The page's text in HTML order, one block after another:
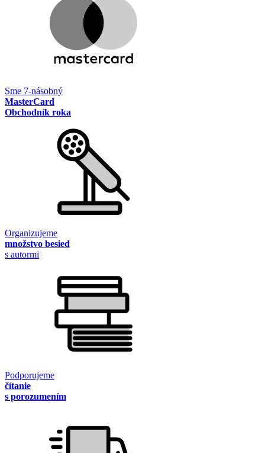
Sme 7-násobný
MasterCard
Obchodník roka
Organizujeme
množstvo besied
s autormi
Podporujeme
čítanie
s porozumením